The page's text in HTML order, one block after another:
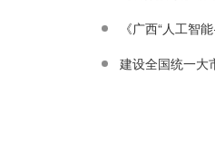
《广西“人工智
建设全国统一大